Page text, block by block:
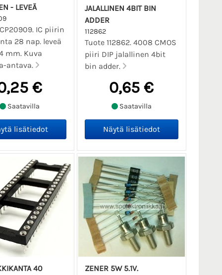
- LEVEÄ
IC piirin
28 nap. leveä
mm. Kuva
antava.
€
Saatavilla
JALALLINEN 4BIT BIN
ADDER
112862
Tuote 112862. 4008 CMOS
piiri DIP jalallinen 4bit
bin adder.
0,65 €
Saatavilla
40
ZENER 5W 5.1V.